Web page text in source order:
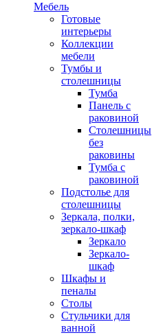
Мебель
Готовые
интерьеры
Коллекции
мебели
Тумбы и
столешницы
Тумба
Панель с
раковиной
Столешницы
без
раковины
Тумба с
раковиной
Подстолье для
столешницы
Зеркала, полки,
зеркало-шкаф
Зеркало
Зеркало-
шкаф
Шкафы и
пеналы
Столы
Стульчики для
ванной